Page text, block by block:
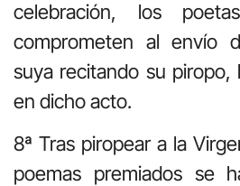
celebración, los
comprometen al envío
suya recitando su piropo,
en dicho acto.
8ª Tras piropear a la
poemas premiados se